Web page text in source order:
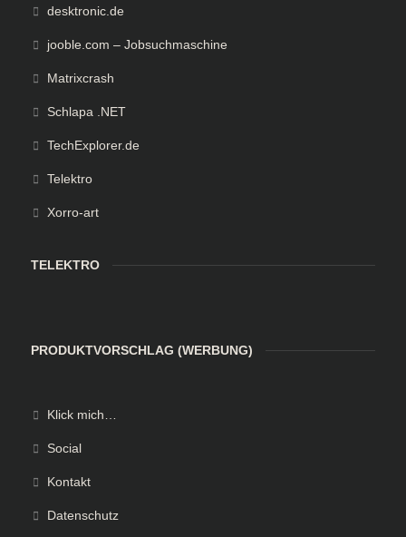
desktronic.de
jooble.com – Jobsuchmaschine
Matrixcrash
Schlapa .NET
TechExplorer.de
Telektro
Xorro-art
TELEKTRO
PRODUKTVORSCHLAG (WERBUNG)
Klick mich…
Social
Kontakt
Datenschutz